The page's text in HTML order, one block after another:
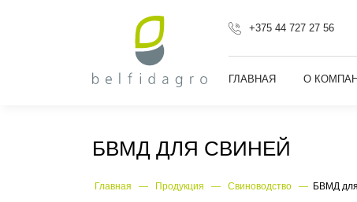
+375 44 727 27 56
ГЛАВНАЯ О
БВМД ДЛЯ СВИНЕЙ
Главная — Продукция — Свиноводство — БВМД